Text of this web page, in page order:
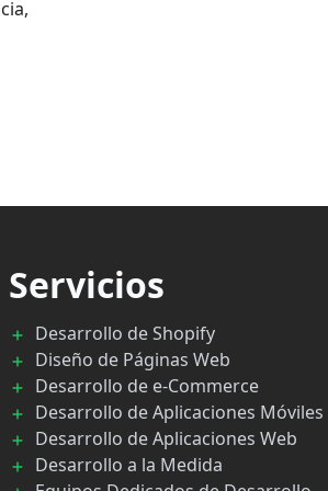
Servicios
Desarrollo de Shopify
Diseño de Páginas Web
Desarrollo de e-Commerce
Desarrollo de Aplicaciones Móviles
Desarrollo de Aplicaciones Web
Desarrollo a la Medida